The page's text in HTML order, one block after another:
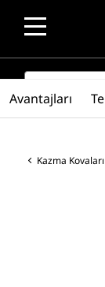
SEARCH
Kazma
Avantajları